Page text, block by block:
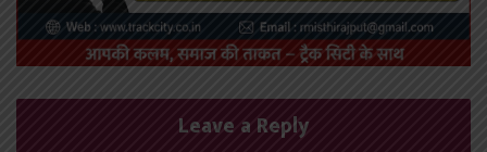
Leave a Reply